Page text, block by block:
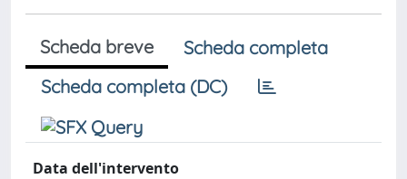
Scheda breve
Scheda completa
Scheda completa (DC)
Data dell'intervento